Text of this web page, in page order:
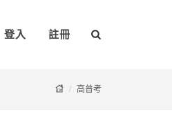
登入 註冊
高普考